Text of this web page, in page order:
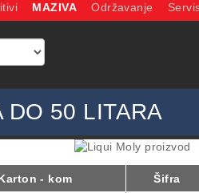
MAZIVA Održavanje
DO 50 LITARA
- kom Šifra